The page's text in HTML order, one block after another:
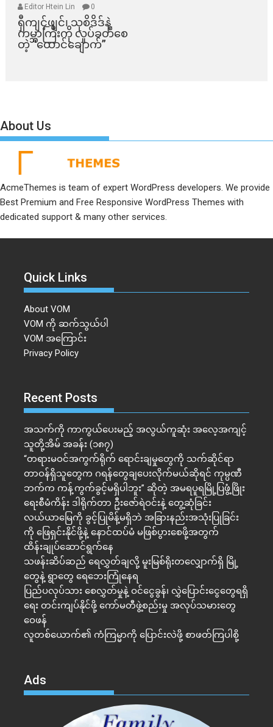
Editor Htein Lin 0
ရှီကျင့်ဖျင်၊ သုစိဒိဒ်နဲ့
ကမ္ဘာကြီးကို လှုပ်ခတ်စေ
တဲ့ “ထောင်ချောက်”
About Us
AcmeThemes is team of expert WordPress developers. We provide
Best Premium and Free Responsive WordPress Themes with
dedicated support & many other services.
Quick Links
About VOM
VOM ကို ဆက်သွယ်ပါ
VOM အကြောင်း
Privacy Policy
Recent Posts
အသက်ကို ကာကွယ်ပေးမည့် အလွယ်ကူဆုံး အလေ့အကျင့်
သူတို့အိမ် အခန်း (၁၈၇)
“တရားမဝင်အကွက်ရိုက် ရောင်းချမှုတွေကို သက်ဆိုင်ရာ
တာဝန်ရှိသူတွေက ဂရန်တွေချပေးလိုက်မယ်ဆိုရင် ကုမ္ပဏီ
ဘက်က ကန့်ကွက်ခွင့်မရှိပါဘူး” ဆိုတဲ့ အမရပူရမြို့ပြဖွံ့ဖြိုး
ရေးစီမံကိန်း ဒါရိုက်တာ ဦးဇော်ရဲဝင်းနဲ့ တွေ့ဆုံခြင်း
လယ်ယာမြေကို ခွင့်ပြုမိန့်မရှိဘဲ အခြားနည်းအသုံးပြုခြင်း
ကို ဖြေရှင်းနိုင်ဖို့နဲ့ နောင်ထပ်မံ မဖြစ်ပွားစေဖို့အတွက်
ထိန်းချုပ်ဆောင်ရွက်နေ
သဖန်းဆိပ်ဆည် ရေလွှတ်ချလို့ မူးမြစ်ရိုးတလျှောက်ရှိ မြို့
တွေနဲ့ ရွာတွေ ရေဘေးကြုံနေရ
ပြည်ပလုပ်သား စေလွှတ်မှုနဲ့ ဝင်ငွေခွန်၊ လွှဲပြောင်းငွေတွေရရှိ
ရေး တင်းကျပ်နိုင်ဖို့ ကော်မတီဖွဲ့စည်းမှု အလုပ်သမားတွေ
ဝေဖန်
လူတစ်ယောက်၏ ကံကြမ္မာကို ပြောင်းလဲဖို့ စာဖတ်ကြပါစို့
Ads